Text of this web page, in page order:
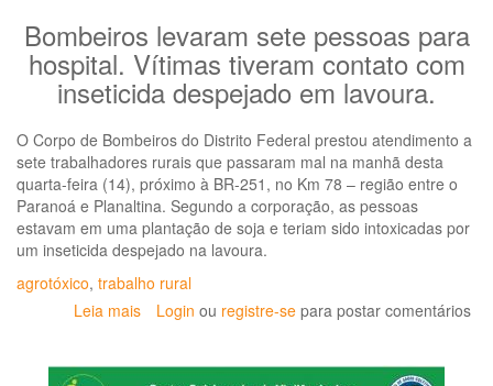
Bombeiros levaram sete pessoas para
hospital. Vítimas tiveram contato com
inseticida despejado em lavoura.
O Corpo de Bombeiros do Distrito Federal prestou atendimento a
sete trabalhadores rurais que passaram mal na manhã desta
quarta-feira (14), próximo à BR-251, no Km 78 – região entre o
Paranoá e Planaltina. Segundo a corporação, as pessoas
estavam em uma plantação de soja e teriam sido intoxicadas por
um inseticida despejado na lavoura.
agrotóxico, trabalho rural
Leia mais sobre
Login ou registre-se para postar comentários